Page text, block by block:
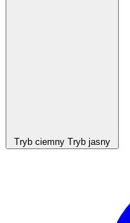
Tryb ciemny Tryb jasny